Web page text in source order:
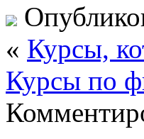
« Курсы,
Курсы по